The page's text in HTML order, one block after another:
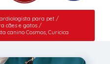
para pet
cães e gatos
canino Cosmos, Curicica